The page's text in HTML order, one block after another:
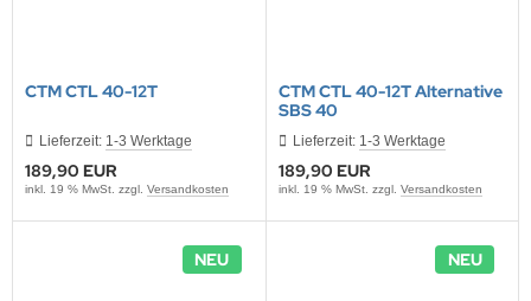
CTM CTL 40-12T
Lieferzeit: 1-3 Werktage
189,90 EUR
inkl. 19 % MwSt. zzgl. Versandkosten
CTM CTL 40-12T Alternative
SBS 40
Lieferzeit: 1-3 Werktage
189,90 EUR
inkl. 19 % MwSt. zzgl. Versandkosten
NEU NEU